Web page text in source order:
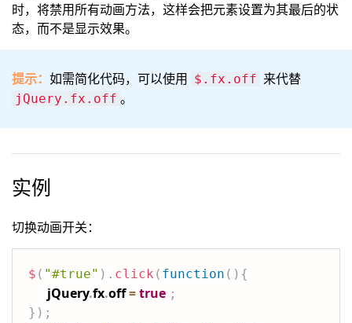
时，将禁用所有动画方法，这样会把元素设置为其最后的状
态，而不是显示效果。
提示： 如需简化代码，可以使用 $.fx.off 来代替
jQuery.fx.off 。
实例
切换动画开关：
$ ( "#true" ) . click ( function ( ) {
jQuery.fx.off =true ;
} ) ;